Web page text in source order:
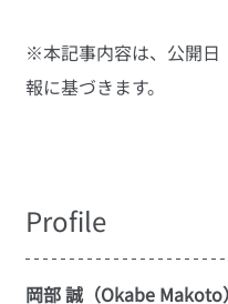
※本記事内容は、公開日
報に基づきます。
Profile
岡部 誠（Okabe Makoto）